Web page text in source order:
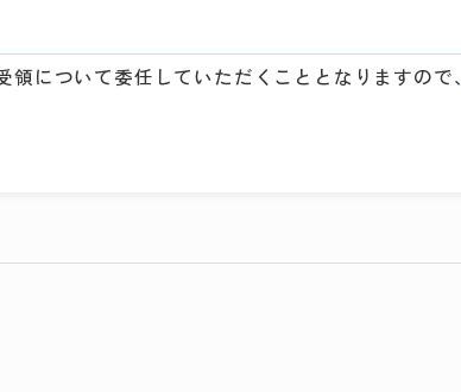
について委任していただくこととなりますので、